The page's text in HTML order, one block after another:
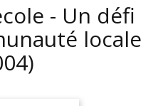
- Un défi
locale